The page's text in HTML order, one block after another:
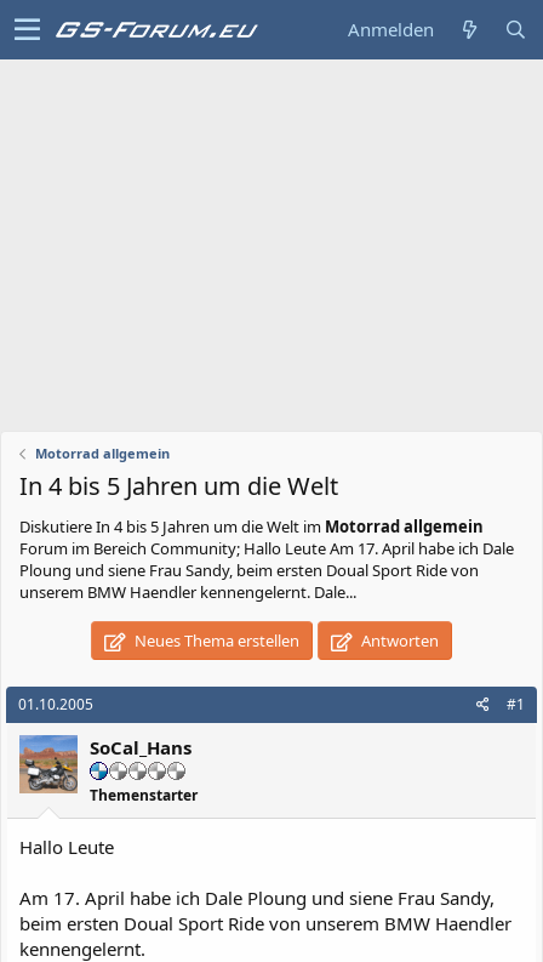
Anmelden
Motorrad allgemein
In 4 bis 5 Jahren um die Welt
DiskutiereIn 4 bis 5 Jahren um die Welt im Motorrad allgemein
Forum im Bereich Community; Hallo Leute Am 17. April habe ich Dale
Ploung und siene Frau Sandy, beim ersten Doual Sport Ride von
unserem BMW Haendler kennengelernt. Dale...
Neues Thema erstellen Antworten
01.10.2005 #1
SoCal_Hans
Themenstarter
Hallo Leute
Am 17. April habe ich Dale Ploung und siene Frau Sandy,
beim ersten Doual Sport Ride von unserem BMW Haendler
kennengelernt.